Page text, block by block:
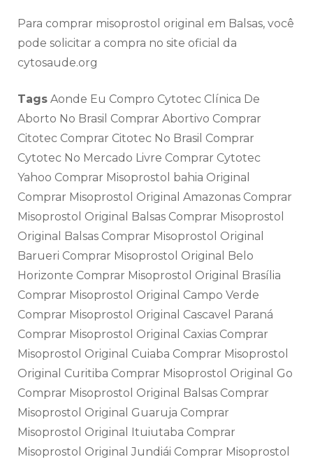
Para comprar misoprostol original em Balsas, você
pode solicitar a compra no site oficial da
cytosaude.org
Tags Aonde Eu Compro Cytotec Clínica De
Aborto No Brasil Comprar Abortivo Comprar
Citotec Comprar Citotec No Brasil Comprar
Cytotec No Mercado Livre Comprar Cytotec
Yahoo Comprar Misoprostol bahia Original
Comprar Misoprostol Original Amazonas Comprar
Misoprostol Original Balsas Comprar Misoprostol
Original Balsas Comprar Misoprostol Original
Barueri Comprar Misoprostol Original Belo
Horizonte Comprar Misoprostol Original Brasília
Comprar Misoprostol Original Campo Verde
Comprar Misoprostol Original Cascavel Paraná
Comprar Misoprostol Original Caxias Comprar
Misoprostol Original Cuiaba Comprar Misoprostol
Original Curitiba Comprar Misoprostol Original Go
Comprar Misoprostol Original Balsas Comprar
Misoprostol Original Guaruja Comprar
Misoprostol Original Ituiutaba Comprar
Misoprostol Original Jundiái Comprar Misoprostol